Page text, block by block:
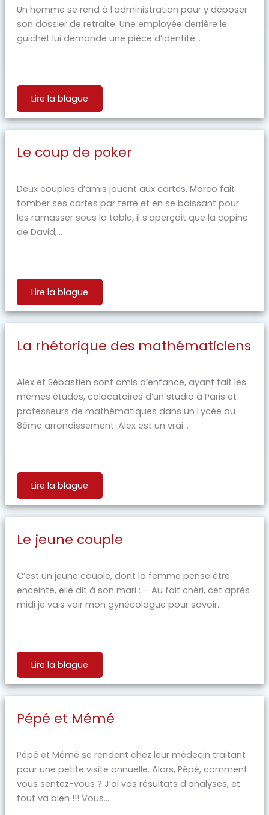
Un homme se rend à l’administration pour y déposer
son dossier de retraite. Une employée derrière le
guichet lui demande une pièce d’identité...
Lire la blague
Le coup de poker
Deux couples d’amis jouent aux cartes. Marco fait
tomber ses cartes par terre et en se baissant pour
les ramasser sous la table, il s’aperçoit que la copine
de David,...
Lire la blague
La rhétorique des mathématiciens
Alex et Sébastien sont amis d’enfance, ayant fait les
mêmes études, colocataires d’un studio à Paris et
professeurs de mathématiques dans un Lycée au
8ème arrondissement. Alex est un vrai...
Lire la blague
Le jeune couple
C’est un jeune couple, dont la femme pense être
enceinte, elle dit à son mari : – Au fait chéri, cet après
midi je vais voir mon gynécologue pour savoir...
Lire la blague
Pépé et Mémé
Pépé et Mémé se rendent chez leur médecin traitant
pour une petite visite annuelle. Alors, Pépé, comment
vous sentez-vous ? J’ai vos résultats d’analyses, et
tout va bien !!! Vous...